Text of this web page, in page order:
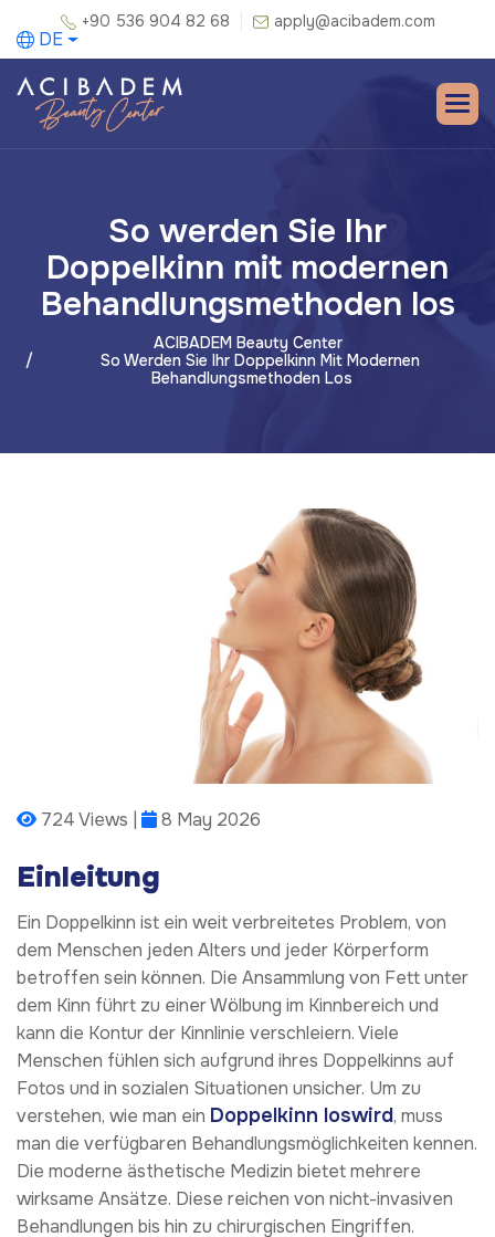
+90 536 904 82 68 apply@acibadem.com
DE
So werden Sie Ihr
Doppelkinn mit modernen
Behandlungsmethoden los
ACIBADEM Beauty Center
So Werden Sie Ihr Doppelkinn Mit Modernen
Behandlungsmethoden Los
724 Views | 8 May 2026
Einleitung
Ein Doppelkinn ist ein weit verbreitetes Problem, von
dem Menschen jeden Alters und jeder Körperform
betroffen sein können. Die Ansammlung von Fett unter
dem Kinn führt zu einer Wölbung im Kinnbereich und
kann die Kontur der Kinnlinie verschleiern. Viele
Menschen fühlen sich aufgrund ihres Doppelkinns auf
Fotos und in sozialen Situationen unsicher. Um zu
verstehen, wie man ein Doppelkinn loswird, muss
man die verfügbaren Behandlungsmöglichkeiten kennen.
Die moderne ästhetische Medizin bietet mehrere
wirksame Ansätze. Diese reichen von nicht-invasiven
Behandlungen bis hin zu chirurgischen Eingriffen.